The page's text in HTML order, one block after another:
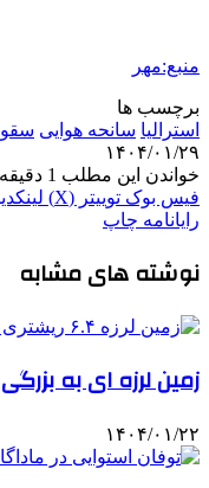
منبع:مهر
برچسب ها
استرالیا سانحه هوایی
۱۴۰۴/۰۱/۲۹
خواندن این مطلب 1 دقیقه زمان میبرد
فیس بوک توییتر (X)
رایانامه چاپ
نوشته های مشابه
زمین لرزه ای به بزرگی ۵.۹ ریشتر اندونزی را
۱۴۰۴/۰۱/۲۲